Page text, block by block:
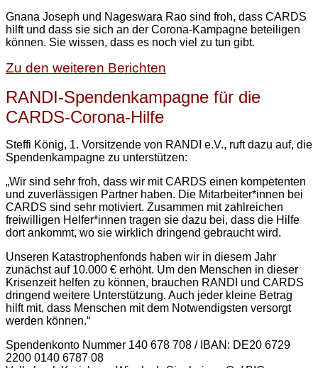
Gnana Joseph und Nageswara Rao sind froh, dass CARDS
hilft und dass sie sich an der Corona-Kampagne beteiligen
können. Sie wissen, dass es noch viel zu tun gibt.
Zu den weiteren Berichten
RANDI-Spendenkampagne für die
CARDS-Corona-Hilfe
Steffi König, 1. Vorsitzende von RANDI e.V., ruft dazu auf, die
Spendenkampagne zu unterstützen:
„Wir sind sehr froh, dass wir mit CARDS einen kompetenten
und zuverlässigen Partner haben. Die Mitarbeiter*innen bei
CARDS sind sehr motiviert. Zusammen mit zahlreichen
freiwilligen Helfer*innen tragen sie dazu bei, dass die Hilfe
dort ankommt, wo sie wirklich dringend gebraucht wird.
Unseren Katastrophenfonds haben wir in diesem Jahr
zunächst auf 10.000 € erhöht. Um den Menschen in dieser
Krisenzeit helfen zu können, brauchen RANDI und CARDS
dringend weitere Unterstützung. Auch jeder kleine Betrag
hilft mit, dass Menschen mit dem Notwendigsten versorgt
werden können.“
Spendenkonto Nummer 140 678 708 / IBAN: DE20 6729
2200 0140 6787 08